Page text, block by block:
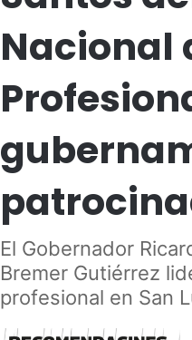
Nacional
El Gobernador
Bremer Gutiérrez
profesional en San